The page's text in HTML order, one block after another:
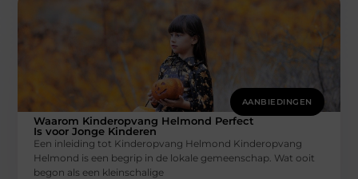
AANBIEDINGEN
Waarom Kinderopvang Helmond Perfect
Is voor Jonge Kinderen
Een inleiding tot Kinderopvang Helmond Kinderopvang
Helmond is een begrip in de lokale gemeenschap. Wat ooit
begon als een kleinschalige